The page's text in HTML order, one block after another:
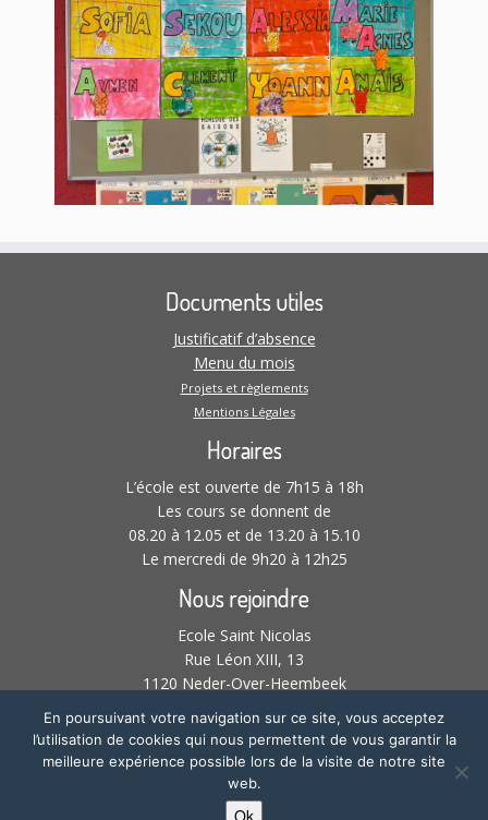
Documents utiles
Justificatif d’absence
Menu du mois
Projets et règlements
Mentions Légales
Horaires
L’école est ouverte de 7h15 à 18h
Les cours se donnent de
08.20 à 12.05 et de 13.20 à 15.10
Le mercredi de 9h20 à 12h25
Nous rejoindre
Ecole Saint Nicolas
Rue Léon XIII, 13
1120 Neder-Over-Heembeek
02 268 21 61 –
Ecole Saint-Nicolas | Neder-Over-Heembeek
En poursuivant votre navigation sur ce site, vous acceptez
l’utilisation de cookies qui nous permettent de vous garantir la
meilleure expérience possible lors de la visite de notre site
web.
Ok